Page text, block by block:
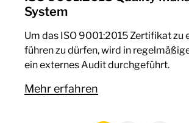
System
Um das ISO 9001:2015 Zertifikat zu
führen zu dürfen, wird in
ein externes Audit durchgeführt.
Mehr erfahren